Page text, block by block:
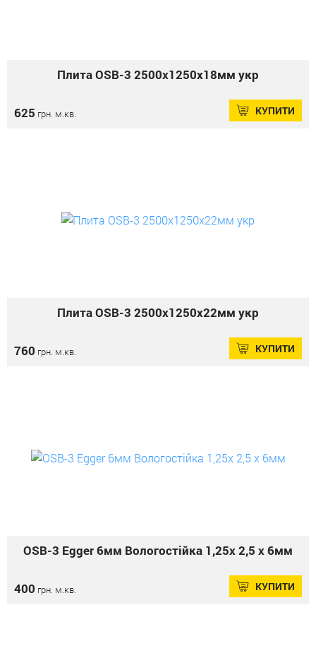
Плита OSB-3 2500х1250х18мм укр
625 грн. м.кв. КУПИТИ
Плита OSB-3 2500х1250х22мм укр
760 грн. м.кв. КУПИТИ
OSB-3 Еgger 6мм Вологостійка 1,25х 2,5 х 6мм
400 грн. м.кв. КУПИТИ